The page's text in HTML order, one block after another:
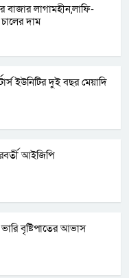
বাজার লাগামহীন,লাফি-
দাম
ইউনিটির দুই বছর মেয়াদি
আইজিপি
বৃষ্টিপাতের আভাস